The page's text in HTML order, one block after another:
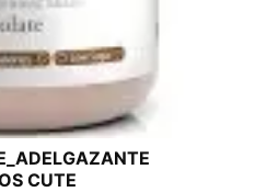
CUTE